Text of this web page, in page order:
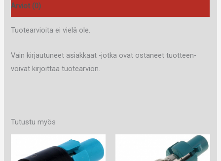
Arviot (0)
Tuotearvioita ei vielä ole.
Vain kirjautuneet asiakkaat -jotka ovat ostaneet tuotteen-
voivat kirjoittaa tuotearvion.
Tutustu myös